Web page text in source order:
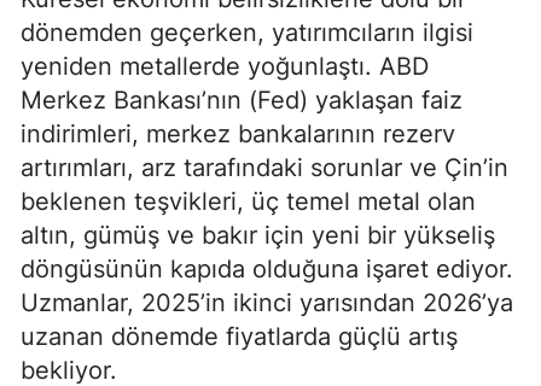
dönemden geçerken, yatırımcıların ilgisi
yeniden metallerde yoğunlaştı. ABD
Merkez Bankası’nın (Fed) yaklaşan faiz
indirimleri, merkez bankalarının rezerv
artırımları, arz tarafındaki sorunlar ve Çin’in
beklenen teşvikleri, üç temel metal olan
altın, gümüş ve bakır için yeni bir yükseliş
döngüsünün kapıda olduğuna işaret ediyor.
Uzmanlar, 2025’in ikinci yarısından 2026’ya
uzanan dönemde fiyatlarda güçlü artış
bekliyor.